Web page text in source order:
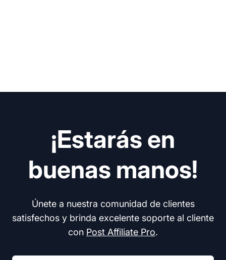
¡Estarás en
buenas manos!
Únete a nuestra comunidad de clientes
satisfechos y brinda excelente soporte al cliente
con Post Affiliate Pro.